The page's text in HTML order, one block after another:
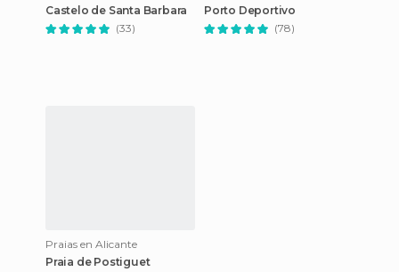
Castelo de Santa Barbara
(33)
Porto Deportivo
(78)
Praias en Alicante
Praia de Postiguet